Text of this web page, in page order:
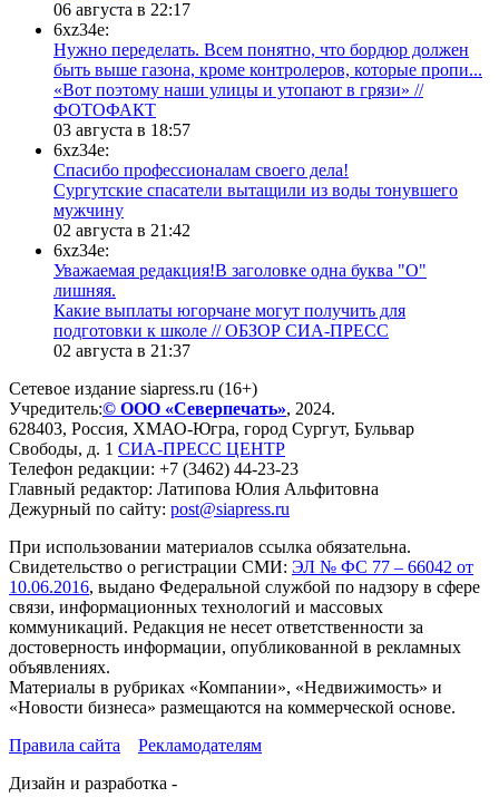
06 августа в 22:17
6xz34e:
Нужно переделать. Всем понятно, что бордюр должен
быть выше газона, кроме контролеров, которые пропи...
«Вот поэтому наши улицы и утопают в грязи» //
ФОТОФАКТ
03 августа в 18:57
6xz34e:
Спасибо профессионалам своего дела!
Сургутские спасатели вытащили из воды тонувшего
мужчину
02 августа в 21:42
6xz34e:
Уважаемая редакция!В заголовке одна буква "О"
лишняя.
Какие выплаты югорчане могут получить для
подготовки к школе // ОБЗОР СИА-ПРЕСС
02 августа в 21:37
Сетевое издание siapress.ru (16+)
Учредитель:© ООО «Северпечать», 2024.
628403, Россия, ХМАО-Югра, город Сургут, Бульвар
Свободы, д. 1 СИА-ПРЕСС ЦЕНТР
Телефон редакции: +7 (3462) 44-23-23
Главный редактор: Латипова Юлия Альфитовна
Дежурный по сайту: post@siapress.ru
При использовании материалов ссылка обязательна.
Свидетельство о регистрации СМИ: ЭЛ № ФС 77 – 66042 от
10.06.2016, выдано Федеральной службой по надзору в сфере
связи, информационных технологий и массовых
коммуникаций. Редакция не несет ответственности за
достоверность информации, опубликованной в рекламных
объявлениях.
Материалы в рубриках «Компании», «Недвижимость» и
«Новости бизнеса» размещаются на коммерческой основе.
Правила сайта
Рекламодателям
Дизайн и разработка -